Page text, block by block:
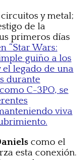
y metal;
de la
primeros días
“Star Wars:
guiño a los
legado de una
durante
C-3PO, se
viva
como el
esta conexión.